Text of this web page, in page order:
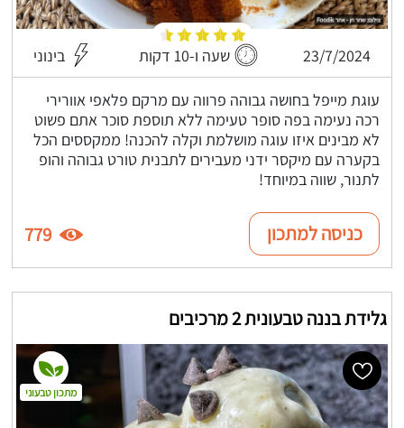
23/7/2024 שעה ו-10 דקות בינוני
עוגת מייפל בחושה גבוהה פרווה עם מרקם פלאפי אוורירי
רכה נעימה בפה סופר טעימה ללא תוספת סוכר אתם פשוט
לא מבינים איזו עוגה מושלמת וקלה להכנה! ממקססים הכל
בקערה עם מיקסר ידני מעבירים לתבנית טורט גבוהה והופ
לתנור, שווה במיוחד!
כניסה למתכון 779
גלידת בננה טבעונית 2 מרכיבים
מתכון טבעוני